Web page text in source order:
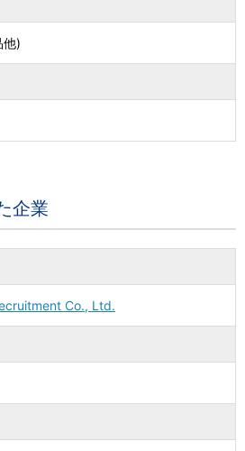
他)
企業
Co., Ltd.